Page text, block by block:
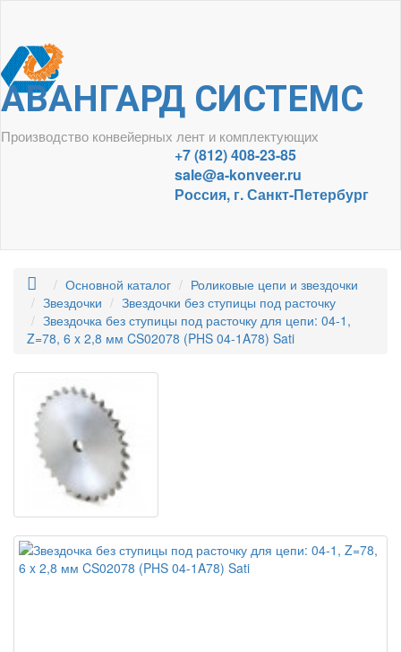
АВАНГАРД СИСТЕМС
Производство конвейерных лент и комплектующих
+7 (812) 408-23-85
sale@a-konveer.ru
Россия, г. Санкт-Петербург
Основной каталог
Роликовые цепи и звездочки
Звездочки
Звездочки без ступицы под расточку
Звездочка без ступицы под расточку для цепи: 04-1,
Z=78, 6 x 2,8 мм CS02078 (PHS 04-1A78) Sati